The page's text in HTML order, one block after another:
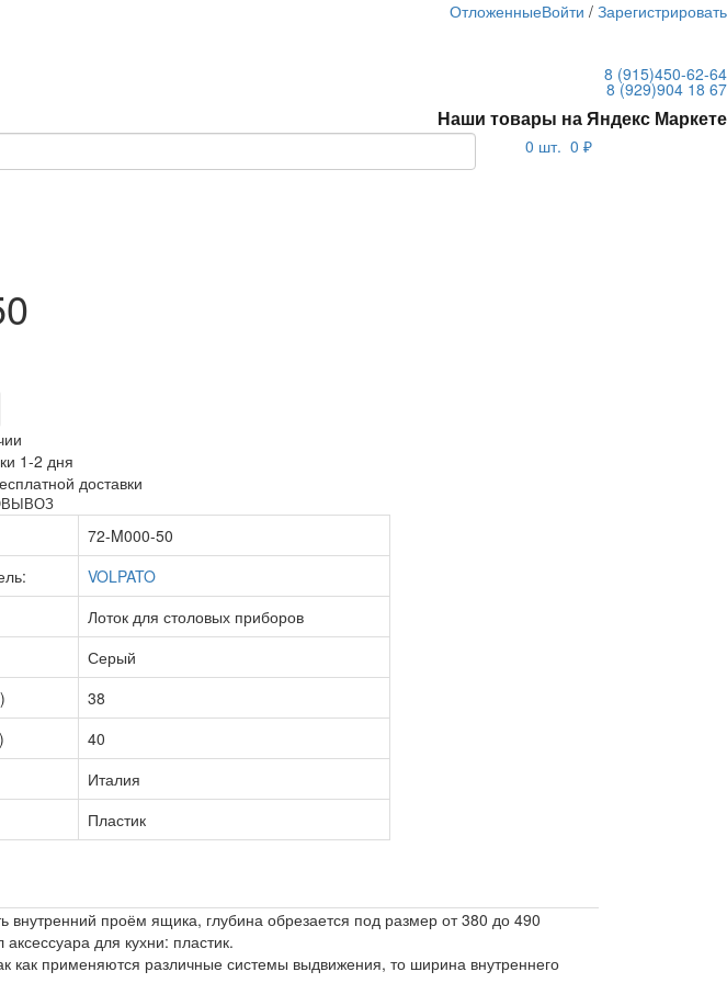
Войти /
Отложенные
8 (915)450-62-64
8 (929)904 18 67
Наши товары на Яндекс Маркете
0 шт. 0 ₽
1-2 дня
доставки
72-M000-50
VOLPATO
Лоток для столовых приборов
Серый
38
40
Италия
Пластик
проём ящика, глубина обрезается под размер от 380 до 490
для кухни: пластик.
как применяются различные системы выдвижения, то ширина внутреннего